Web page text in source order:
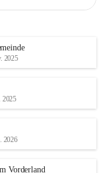
2025
2025
2026
Vorderland